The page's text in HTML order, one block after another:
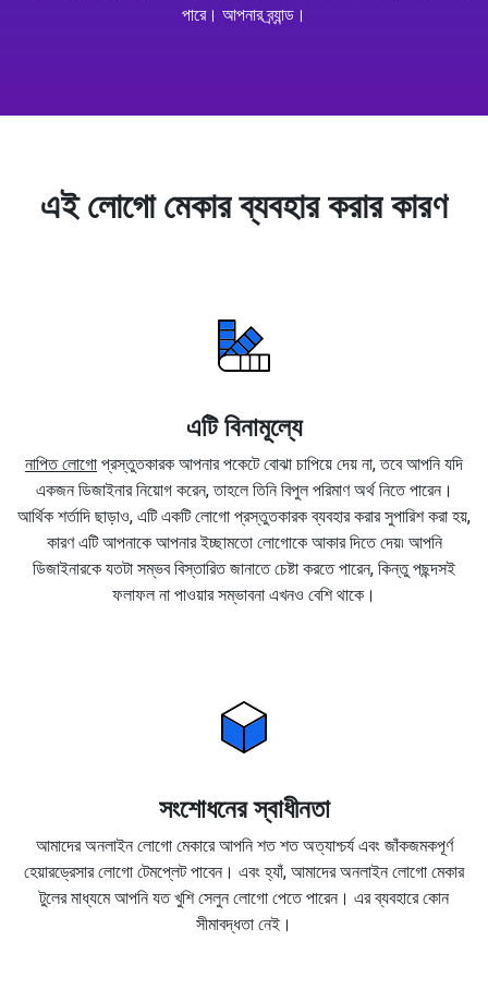
পারে। আপনার ব্র্যান্ড।
এই লোগো মেকার ব্যবহার করার কারণ
এটি বিনামূল্যে
নাপিত লোগো প্রস্তুতকারক আপনার পকেটে বোঝা চাপিয়ে দেয় না, তবে আপনি যদি
একজন ডিজাইনার নিয়োগ করেন, তাহলে তিনি বিপুল পরিমাণ অর্থ নিতে পারেন।
আর্থিক শর্তাদি ছাড়াও, এটি একটি লোগো প্রস্তুতকারক ব্যবহার করার সুপারিশ করা হয়,
কারণ এটি আপনাকে আপনার ইচ্ছামতো লোগোকে আকার দিতে দেয়৷ আপনি
ডিজাইনারকে যতটা সম্ভব বিস্তারিত জানাতে চেষ্টা করতে পারেন, কিন্তু পছন্দসই
ফলাফল না পাওয়ার সম্ভাবনা এখনও বেশি থাকে।
সংশোধনের স্বাধীনতা
আমাদের অনলাইন লোগো মেকারে আপনি শত শত অত্যাশ্চর্য এবং জাঁকজমকপূর্ণ
হেয়ারড্রেসার লোগো টেমপ্লেট পাবেন। এবং হ্যাঁ, আমাদের অনলাইন লোগো মেকার
টুলের মাধ্যমে আপনি যত খুশি সেলুন লোগো পেতে পারেন। এর ব্যবহারে কোন
সীমাবদ্ধতা নেই।